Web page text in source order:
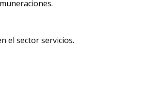
el sector servicios.